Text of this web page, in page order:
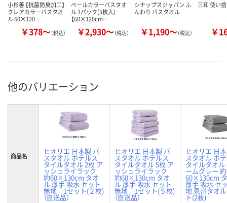
小杉善 【抗菌防臭加工】
クレアカラーバスタオ
ル 60×120…
￥378～（税込）
ペールカラーバスタオ
ル 1パック(5枚入)
【60×120cm…
￥2,930～（税込）
シナップスジャパン ふ
んわり バスタオル
￥1,190～（税込）
三和 使い
￥
他のバリエーション
商品名 ヒオリエ 日本製 バ
スタオル ホテルス
タイルタオル 2枚 ア
ッシュライラック
約60×130cm タオ
ル 厚手 吸水 セット
無地 1セット(２枚)
（直送品）
ヒオリエ 日本製 バ
スタオル ホテルス
タイルタオル 5枚 ア
ッシュライラック
約60×130cm タオ
ル 厚手 吸水 セット
無地 1セット(５枚)
（直送品）
ヒオリエ 日
スタオル ホ
タイルタオル
ームグレー 約
60×130cm
厚手 吸水 セ
地 泉州タオ
ト(2枚)